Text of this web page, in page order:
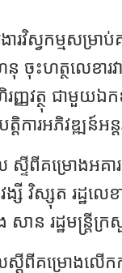
រ​វិស្វកម្មសម្រា
ះហត្ថលេខារវ
ញវត្ថុ ជាមួយឯក
ការអភិវឌ្ឍន៍អន្
ពីគម្រោងអគារអ
ង្សី វិស្សុត រដ្ឋលេ
ាន រដ្ឋមន្រ្តីក្
តីពីគម្រោងលើក